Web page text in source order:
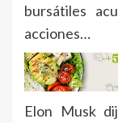
bursátiles
acciones…
Elon Musk